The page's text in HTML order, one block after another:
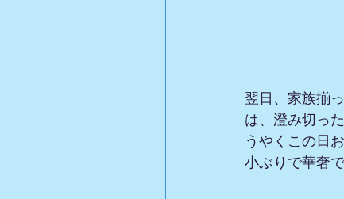
翌日、家族揃
は、澄み切っ
うやくこの日
小ぶりで華奢